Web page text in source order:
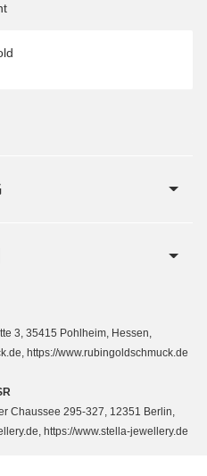
3, 35415 Pohlheim, Hessen,
https://www.rubingoldschmuck.de
Chaussee 295-327, 12351 Berlin,
https://www.stella-jewellery.de